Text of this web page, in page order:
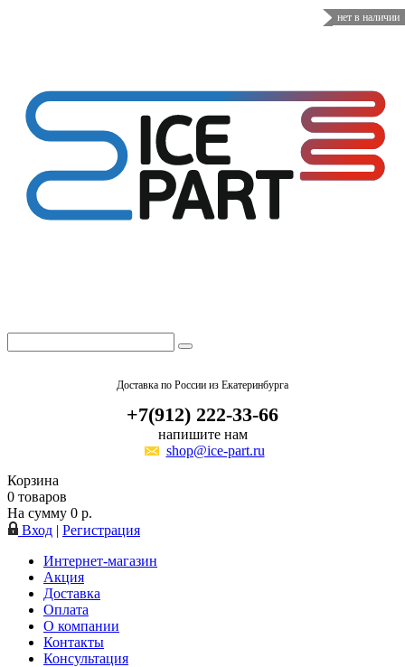
Доставка по России из Екатеринбурга
+7(912) 222-33-66
напишите нам
shop@ice-part.ru
Корзина
0 товаров
На сумму 0 р.
Вход | Регистрация
Интернет-магазин
Акция
Доставка
Оплата
О компании
Контакты
Консультация
нет в наличии